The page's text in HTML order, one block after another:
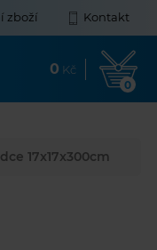
zboží Kontakt
0 Kč
0
17x17x300cm